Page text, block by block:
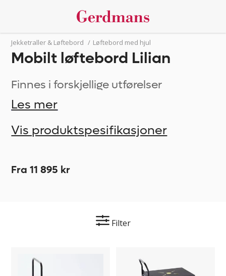
Jekketraller & Løftebord / Løftebord med hjul
Mobilt løftebord Lilian
Finnes i forskjellige utførelser
Les mer
Vis produktspesifikasjoner
Fra 11 895 kr
Filter
løftebord
løftebord